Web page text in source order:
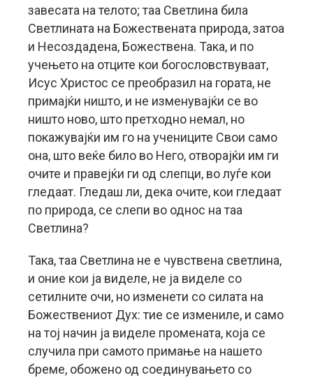
завесата на телото; таа Светлина била
Светлината на Божествената природа, затоа
и Несоздадена, Божествена. Така, и по
учењето на отците кои богословствуваат,
Исус Христос се преобразил на гората, не
примајќи ништо, и не изменувајќи се во
ништо ново, што претходно немал, но
покажувајќи им го на учениците Свои само
она, што веќе било во Него, отворајќи им ги
очите и правејќи ги од слепци, во луѓе кои
гледаат. Гледаш ли, дека очите, кои гледаат
по природа, се слепи во однос на таа
Светлина?
Така, таа Светлина не е чувствена светлина,
и оние кои ја виделе, не ја виделе со
сетилните очи, но изменети со силата на
Божествениот Дух: тие се измениле, и само
на тој начин ја виделе промената, која се
случила при самото примање на нашето
бреме, обожено од соединувањето со